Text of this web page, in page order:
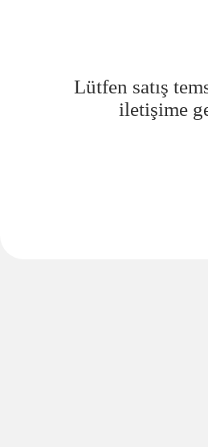
Lütfen satış
iletişime